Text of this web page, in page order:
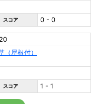
スコア 0 - 0
（屋根付）
スコア 1 - 1